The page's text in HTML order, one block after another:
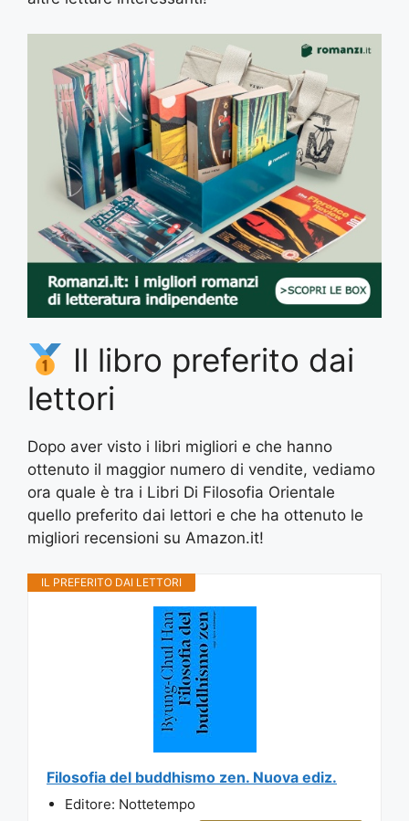
Il libro preferito dai
lettori
Dopo aver visto i libri migliori e che hanno
ottenuto il maggior numero di vendite, vediamo
ora quale è tra i Libri Di Filosofia Orientale
quello preferito dai lettori e che ha ottenuto le
migliori recensioni su Amazon.it!
IL PREFERITO DAI LETTORI
Filosofia del buddhismo zen. Nuova ediz.
Editore: Nottetempo